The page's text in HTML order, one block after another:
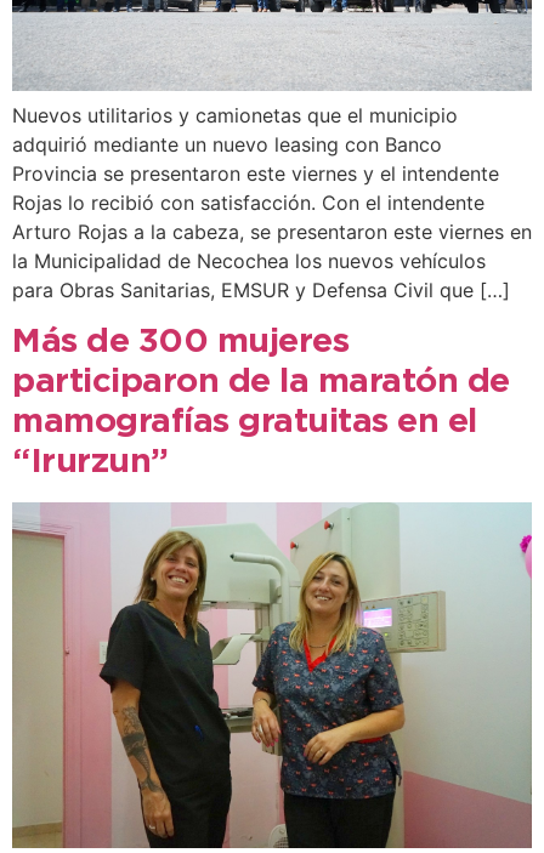
Nuevos utilitarios y camionetas que el municipio
adquirió mediante un nuevo leasing con Banco
Provincia se presentaron este viernes y el intendente
Rojas lo recibió con satisfacción. Con el intendente
Arturo Rojas a la cabeza, se presentaron este viernes en
la Municipalidad de Necochea los nuevos vehículos
para Obras Sanitarias, EMSUR y Defensa Civil que […]
Más de 300 mujeres
participaron de la maratón de
mamografías gratuitas en el
“Irurzun”